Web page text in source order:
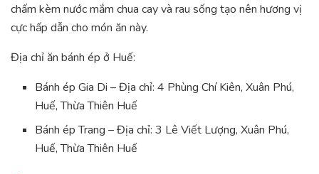
chấm kèm nước mắm chua cay và rau sống tạo nên hương vị
cực hấp dẫn cho món ăn này.
Địa chỉ ăn bánh ép ở Huế:
Bánh ép Gia Di – Địa chỉ: 4 Phùng Chí Kiên, Xuân Phú,
Huế, Thừa Thiên Huế
Bánh ép Trang – Địa chỉ: 3 Lê Viết Lượng, Xuân Phú,
Huế, Thừa Thiên Huế